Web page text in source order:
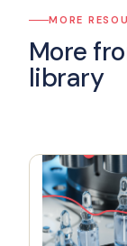
MORE
More
library